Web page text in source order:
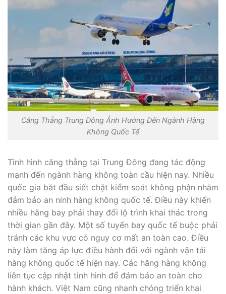
Căng Thẳng Trung Đông Ảnh Hưởng Đến Ngành Hàng
Không Quốc Tế
Tình hình căng thẳng tại Trung Đông đang tác động
mạnh đến ngành hàng không toàn cầu hiện nay. Nhiều
quốc gia bắt đầu siết chặt kiểm soát không phận nhằm
đảm bảo an ninh hàng không quốc tế. Điều này khiến
nhiều hãng bay phải thay đổi lộ trình khai thác trong
thời gian gần đây. Một số tuyến bay quốc tế buộc phải
tránh các khu vực có nguy cơ mất an toàn cao. Điều
này làm tăng áp lực điều hành đối với ngành vận tải
hàng không quốc tế hiện nay. Các hãng hàng không
liên tục cập nhật tình hình để đảm bảo an toàn cho
hành khách. Việt Nam cũng nhanh chóng triển khai